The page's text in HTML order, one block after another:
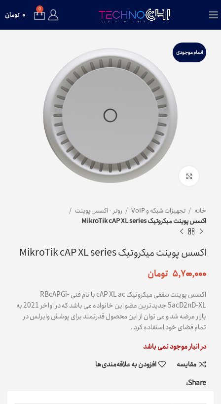
0
۰ تومان
اتمام موجودی
برای بزرگنمایی کلیک کنید
خانه تجهیزات شبکه و VoIP
روتر - اکسس پوینت
اکسس پوینت میکروتیک MikroTik cAP XL series
اکسس پوینت میکروتیک MikroTik cAP XL series
۵,۷۰۰,۰۰۰ تومان
اکسس پوینت سقفی میکروتیک cAP XL ac با نام فنی RBcAPGi-
5acD2nD-XL جدیدترین عضو این خانواده می باشد که در اواخر 2021 به
بازار عرضه شد و می توان از این محصول قدرتمند برای پوشش وایرلس در
تمام فضای خود استفاده کرد .
در انبار موجود نمی باشد
مقایسه
افزودن به علاقه‌مندی‌ها
Share: